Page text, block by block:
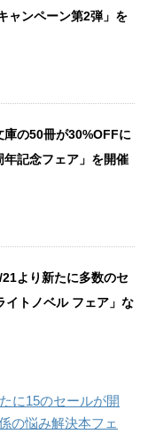
ャンペーン第2弾」を
庫の50冊が30%OFFに
記念フェア」を開催
より新たに多数のセ
イトノベル フェア」な
に15のセールが開
の悩み解決本フェ